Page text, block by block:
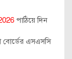
পাঠিয়ে দিন
বোর্ডের এসএসসি